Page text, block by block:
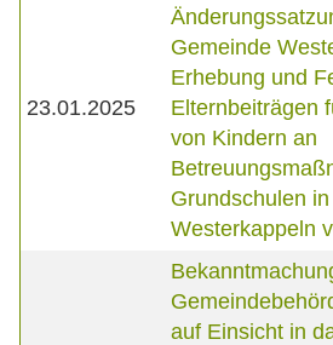
23.01.2025
Gemeinde
Erhebung und
Elternbeiträgen
von Kindern an
Grundschulen
Westerkappeln
auf Einsicht in